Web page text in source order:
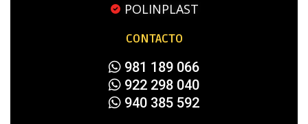
POLINPLAST
CONTACTO
981 189 066
922 298 040
940 385 592